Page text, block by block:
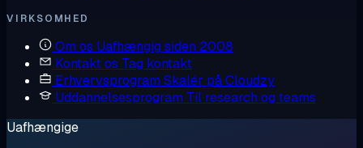
VIRKSOMHED
Om os Uafhængig siden 2008
Kontakt os Tag kontakt
Erhvervsprogram Skalér på Cloudzy
Uddannelsesprogram Til research og teams
Uafhængige